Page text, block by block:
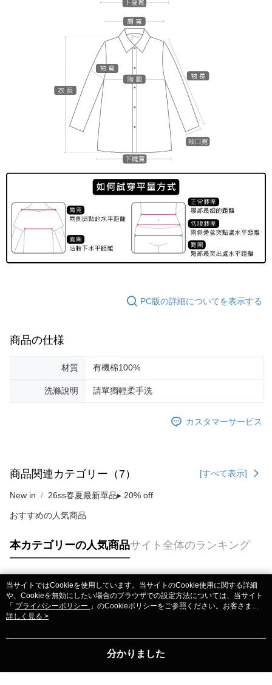
PC版の詳細についてを表示する
商品の仕様
材質 有機棉100%
洗滌說明 請單獨輕柔手洗
カスタマーサービス
商品関連カテゴリー（7） [すべて表示]
New in 26ss春夏最新單品▸ 20% off
おすすめの人気商品
本カテゴリーの人気商品サイト全体のランキング
人気タグ
当サイトではCookieを使用しています。当サイトのCookie使用に関する詳細
や、Cookieを無効にしたい場合のブラウザでの設定方法については、当サイト
「 プライバシーポリシー 」のCookieポリシーをご参照ください。お客さま
が、当サイトを引き続き使用される場合、当社がサイト利用規約のCookieポリ
詳しく見る >
分かりました